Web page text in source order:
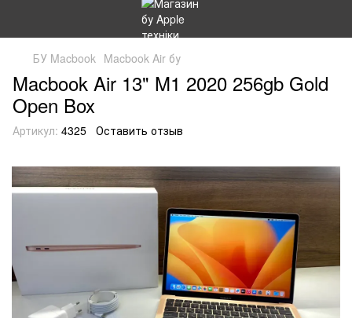
БУ Macbook Macbook Air бу
Macbook Air 13" M1 2020 256gb Gold
Open Box
Артикул: 4325 Оставить отзыв